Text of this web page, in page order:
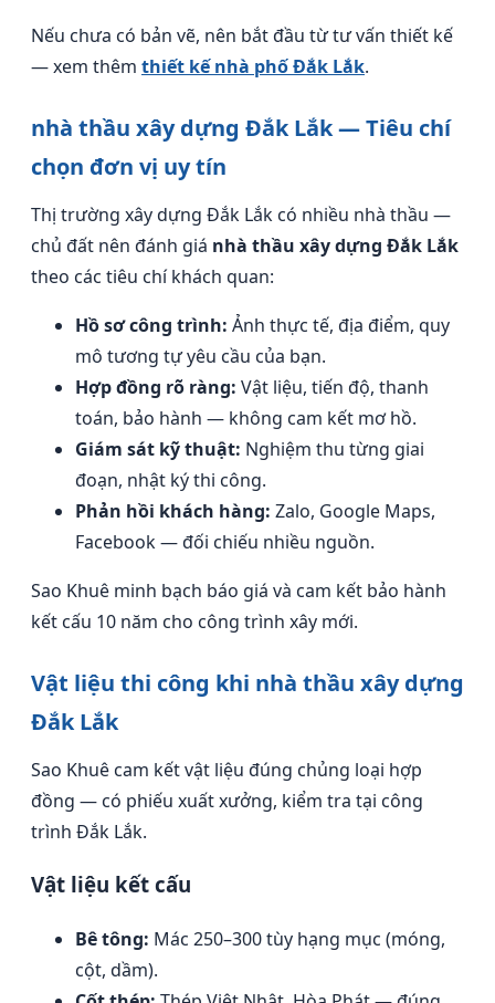
Nếu chưa có bản vẽ, nên bắt đầu từ tư vấn thiết kế
— xem thêm thiết kế nhà phố Đắk Lắk.
nhà thầu xây dựng Đắk Lắk — Tiêu chí
chọn đơn vị uy tín
Thị trường xây dựng Đắk Lắk có nhiều nhà thầu —
chủ đất nên đánh giá nhà thầu xây dựng Đắk Lắk
theo các tiêu chí khách quan:
Hồ sơ công trình: Ảnh thực tế, địa điểm, quy
mô tương tự yêu cầu của bạn.
Hợp đồng rõ ràng: Vật liệu, tiến độ, thanh
toán, bảo hành — không cam kết mơ hồ.
Giám sát kỹ thuật: Nghiệm thu từng giai
đoạn, nhật ký thi công.
Phản hồi khách hàng: Zalo, Google Maps,
Facebook — đối chiếu nhiều nguồn.
Sao Khuê minh bạch báo giá và cam kết bảo hành
kết cấu 10 năm cho công trình xây mới.
Vật liệu thi công khi nhà thầu xây dựng
Đắk Lắk
Sao Khuê cam kết vật liệu đúng chủng loại hợp
đồng — có phiếu xuất xưởng, kiểm tra tại công
trình Đắk Lắk.
Vật liệu kết cấu
Bê tông: Mác 250–300 tùy hạng mục (móng,
cột, dầm).